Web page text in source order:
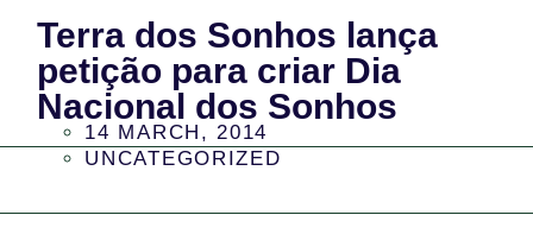
Terra dos Sonhos lança
petição para criar Dia
Nacional dos Sonhos
14 MARCH, 2014
UNCATEGORIZED